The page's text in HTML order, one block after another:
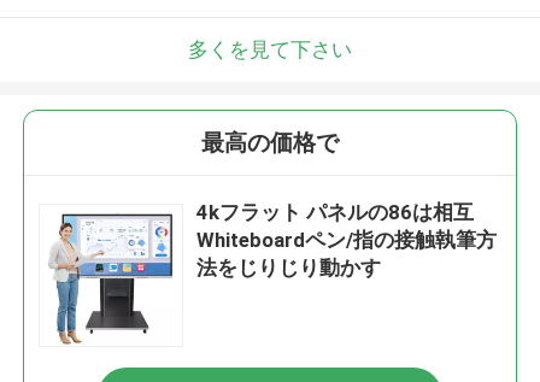
多くを見て下さい
最高の価格で
4kフラット パネルの86は相互
Whiteboardペン/指の接触執筆方
法をじりじり動かす